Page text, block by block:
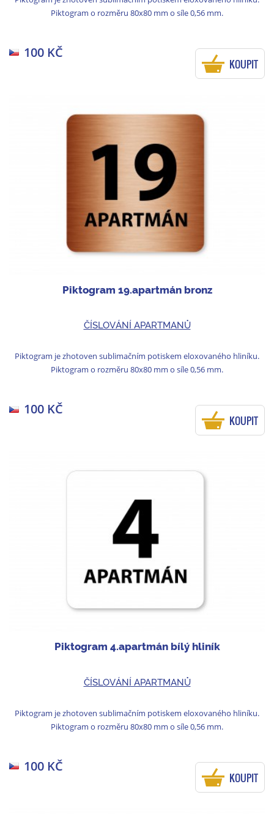
Piktogram o rozměru 80x80 mm o síle 0,56 mm.
100 KČ
KOUPIT
Piktogram 19.apartmán bronz
ČÍSLOVÁNÍ APARTMANŮ
Piktogram je zhotoven sublimačním potiskem eloxovaného hliníku.
Piktogram o rozměru 80x80 mm o síle 0,56 mm.
100 KČ
KOUPIT
Piktogram 4.apartmán bílý hliník
ČÍSLOVÁNÍ APARTMANŮ
Piktogram je zhotoven sublimačním potiskem eloxovaného hliníku.
Piktogram o rozměru 80x80 mm o síle 0,56 mm.
100 KČ
KOUPIT